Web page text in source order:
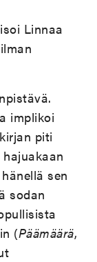
Linnaa
implikoi
piti
sen
sodan
(Päämäärä,